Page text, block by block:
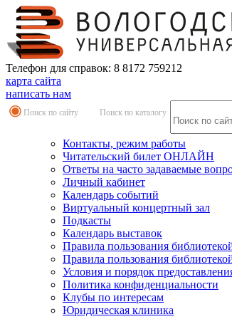
Телефон для справок: 8 8172 759212
карта сайта
написать нам
Поиск по сайту Поиск по каталогу
Контакты, режим работы
Читательский билет ОНЛАЙН
Ответы на часто задаваемые
Личный кабинет
Календарь событий
Виртуальный концертный зал
Подкасты
Календарь выставок
Правила пользования
Правила пользования
Условия и порядок
Политика конфиденциальности
Клубы по интересам
Юридическая клиника